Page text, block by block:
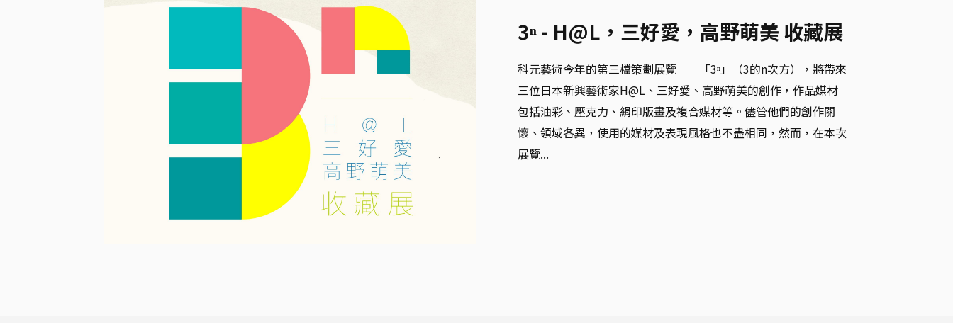
3ⁿ - H@L，三好愛，高野萌美 收藏展
科元藝術今年的第三檔策劃展覽──「3ⁿ」（3的n次方‬），將帶來
三位日本新興藝術家H@L、三好愛、高野萌美的創作，作品媒材
包括油彩、壓克力、絹印版畫及複合媒材等。儘管他們的創作關
懷、領域各異，使用的媒材及表現風格也不盡相同，然而，在本次
展覽...